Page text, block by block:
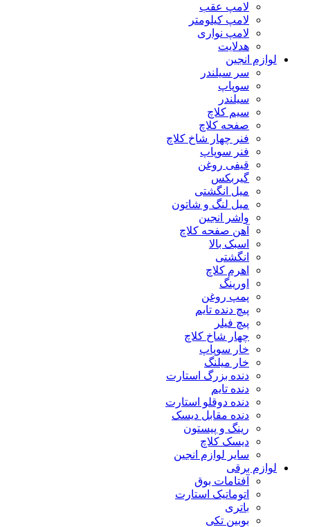
لامپ عقب
لامپ کیلومتر
لامپ نواری
هدلایت
لوازم انجین
سر سیلندر
سوپاپ
سیلندر
سیم کلاچ
صفحه کلاچ
فنر چهار شاخ کلاچ
فنر سوپاپ
قیفی روغن
گیربکس
میل انگشتی
میل لنگ و شاتون
واشر انجین
آهن صفحه کلاچ
اسبک بالا
انگشتی
اهرم کلاچ
اورینگ
پمپ روغن
پیچ دنده تایم
پیچ فیلر
چهار شاخ کلاچ
خار سوپاپ
خار میلنگ
دنده بزرگ استارت
دنده تایم
دنده دوقلو استارت
دنده مقابل دیسک
رینگ و پیستون
دیسک کلاچ
سایر لوازم انجین
لوازم برقی
آفتامات بوق
اتوماتیک استارت
باتری
بوبین تکی